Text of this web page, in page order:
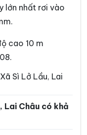
lớn nhất rơi vào
cao 10 m
Sì Lở Lầu, Lai
Lai Châu có khả